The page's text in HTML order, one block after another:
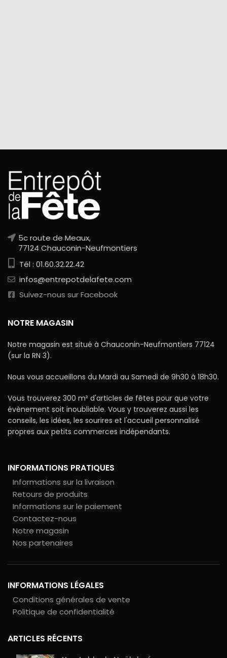
5c route de Meaux,
77124 Chauconin-Neufmontiers
Tél : 01.60.32.22.42
infos@entrepotdelafete.com
Suivez-nous sur Facebook
NOTRE MAGASIN
Notre magasin est situé à Chauconin-Neufmontiers 77124
(sur la RN 3).
Nous vous accueillons du Mardi au Samedi de 9h30 à 18h30.
Vous trouverez 300 m² d'articles de fêtes pour que votre
évènement soit inoubliable. Vous y trouverez aussi les
conseils, les idées, les sourires et l'accueil personnalisé
propres aux petits commerces indépendants.
INFORMATIONS PRATIQUES
Informations sur la livraison
Retours de produits
Informations sur le paiement
Contactez-nous
Notre magasin
Nos partenaires
INFORMATIONS LÉGALES
Conditions générales de vente
Politique de confidentialité
ARTICLES RÉCENTS